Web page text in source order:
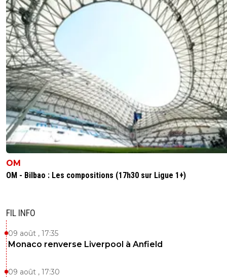
OM
OM - Bilbao : Les compositions (17h30 sur Ligue 1+)
FIL INFO
09 août , 17:35
Monaco renverse Liverpool à Anfield
09 août , 17:30